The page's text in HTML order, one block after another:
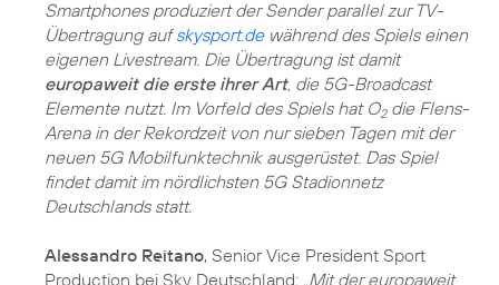
Smartphones produziert der Sender parallel zur TV-
Übertragung aufskysport.dewährend des Spiels einen
eigenen Livestream. Die Übertragung ist damit
europaweit die erste ihrer Art, die 5G-Broadcast
Elemente nutzt. Im Vorfeld des Spiels hat O2die Flens-
Arena in der Rekordzeit von nur sieben Tagen mit der
neuen 5G Mobilfunktechnik ausgerüstet. Das Spiel
findet damit im nördlichsten 5G Stadionnetz
Deutschlands statt.
Alessandro Reitano, Senior Vice President Sport
Production bei Sky Deutschland: „Mit der europaweit